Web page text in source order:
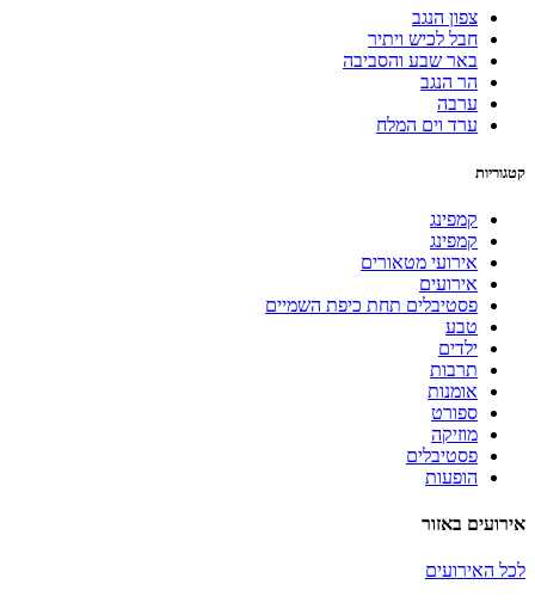
צפון הנגב
חבל לכיש ויתיר
באר שבע והסביבה
הר הנגב
ערבה
ערד וים המלח
קטגוריות
קמפינג
קמפינג
אירועי מטאורים
אירועים
פסטיבלים תחת כיפת השמיים
טבע
ילדים
תרבות
אומנות
ספורט
מוזיקה
פסטיבלים
הופעות
אירועים באזור
לכל האירועים